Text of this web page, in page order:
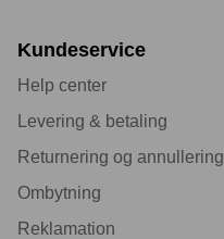
Kundeservice
Help center
Levering & betaling
Returnering og annullering
Ombytning
Reklamation